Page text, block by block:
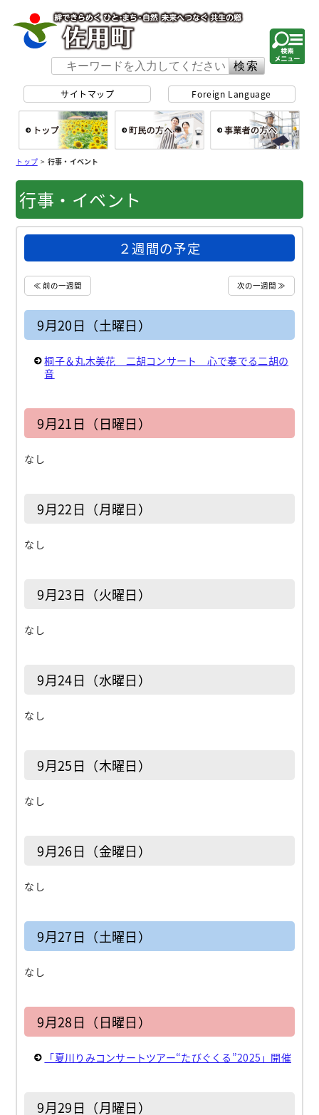
サイトマップ Foreign Language
トップ>行事・イベント
行事・イベント
２週間の予定
≪ 前の一週間 次の一週間 ≫
9月20日（土曜日）
桐子＆丸木美花 二胡コンサート 心で奏でる二胡の
音
9月21日（日曜日）
なし
9月22日（月曜日）
なし
9月23日（火曜日）
なし
9月24日（水曜日）
なし
9月25日（木曜日）
なし
9月26日（金曜日）
なし
9月27日（土曜日）
なし
9月28日（日曜日）
「夏川りみコンサートツアー“たびぐくる”2025」開催
9月29日（月曜日）